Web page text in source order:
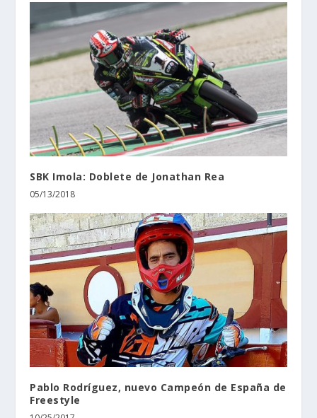
SBK Imola: Doblete de Jonathan Rea
05/13/2018
Pablo Rodríguez, nuevo Campeón de España de
Freestyle